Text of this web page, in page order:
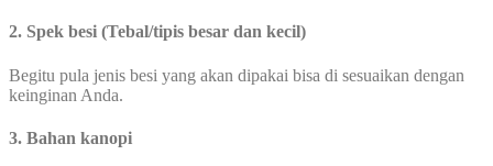
2. Spek besi (Tebal/tipis besar dan kecil)
Begitu pula jenis besi yang akan dipakai bisa di sesuaikan dengan
keinginan Anda.
3. Bahan kanopi